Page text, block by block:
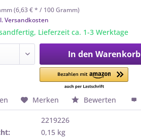
(6,63 € * / 100 Gramm)
Versandkosten
Lieferzeit ca. 1-3 Werktage
In den Warenkorb
Merken Bewerten
2219226
0,15 kg